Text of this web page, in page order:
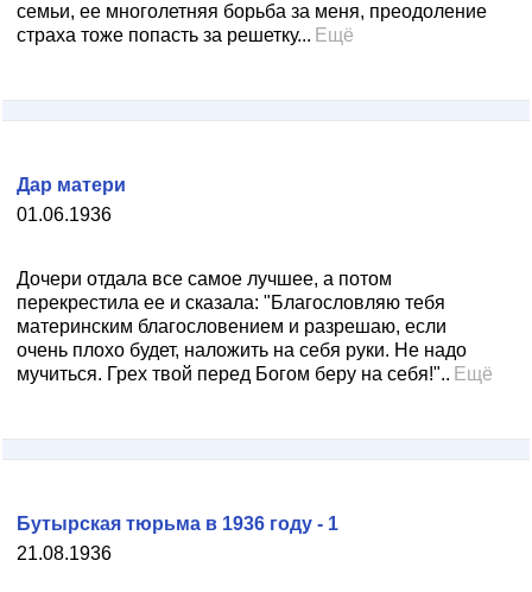
семьи, ее многолетняя борьба за меня, преодоление
страха тоже попасть за решетку... Ещё
01.06.1936
Дар матери
Дочери отдала все самое лучшее, а потом
перекрестила ее и сказала: "Благословляю тебя
материнским благословением и разрешаю, если
очень плохо будет, наложить на себя руки. Не надо
мучиться. Грех твой перед Богом беру на себя!".. Ещё
21.08.1936
Бутырская тюрьма в 1936 году - 1